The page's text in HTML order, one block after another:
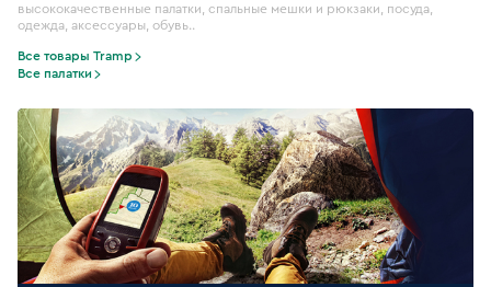
высококачественные палатки, спальные мешки и рюкзаки, посуда,
одежда, аксессуары, обувь..
Все товары Tramp
Все палатки